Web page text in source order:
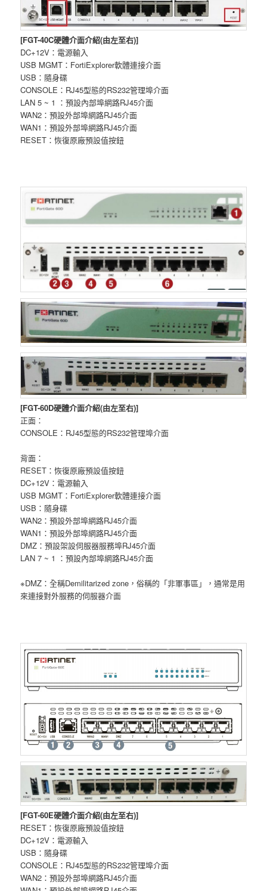
[FGT-40C硬體介面介紹(由左至右)]
DC+12V：電源輸入
USB MGMT：FortiExplorer軟體連接介面
USB：隨身碟
CONSOLE：RJ45型態的RS232管理埠介面
LAN 5 ~ 1 ：預設內部埠網路RJ45介面
WAN2：預設外部埠網路RJ45介面
WAN1：預設外部埠網路RJ45介面
RESET：恢復原廠預設值按鈕
[FGT-60D硬體介面介紹(由左至右)]
正面：
CONSOLE：RJ45型態的RS232管理埠介面
背面：
RESET：恢復原廠預設值按鈕
DC+12V：電源輸入
USB MGMT：FortiExplorer軟體連接介面
USB：隨身碟
WAN2：預設外部埠網路RJ45介面
WAN1：預設外部埠網路RJ45介面
DMZ：預設架設伺服器服務埠RJ45介面
LAN 7 ~ 1 ：預設內部埠網路RJ45介面
※DMZ：全稱Demilitarized zone，俗稱的「非軍事區」，通常是用
來連接對外服務的伺服器介面
[FGT-60E硬體介面介紹(由左至右)]
RESET：恢復原廠預設值按鈕
DC+12V：電源輸入
USB：隨身碟
CONSOLE：RJ45型態的RS232管理埠介面
WAN2：預設外部埠網路RJ45介面